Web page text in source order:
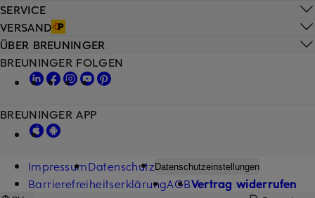
SERVICE
VERSAND
ÜBER BREUNINGER
BREUNINGER FOLGEN
BREUNINGER APP
ImpressumDatenschutzDatenschutzeinstellungen
BarrierefreiheitserklärungAGBVertrag widerrufen